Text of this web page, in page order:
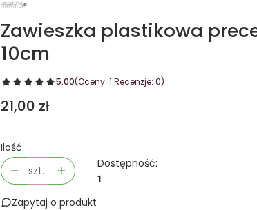
Zawieszka plastikowa
10cm
5.00(Oceny: 1 Recenzje: 0)
Cena
21,00 zł
Ilość
szt.
Dostępność:
1
Zapytaj o produkt